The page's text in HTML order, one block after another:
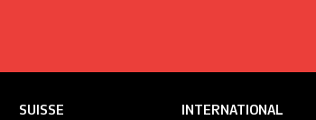
SUISSE INTERNATIONAL